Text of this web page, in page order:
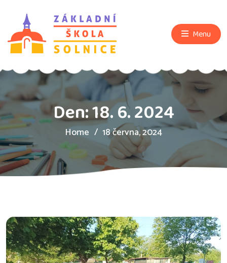
Menu
Den:18. 6. 2024
Home 18 června, 2024